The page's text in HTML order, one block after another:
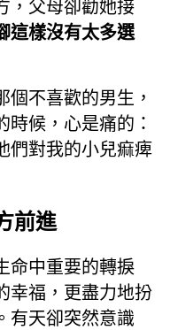
，父母卻勸她接
這樣沒有太多選
個不喜歡的男生，
時候，心是痛的：
們對我的小兒痲痺
前進
命中重要的轉捩
幸福，更盡力地扮
有天卻突然意識